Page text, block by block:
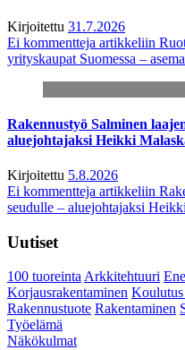
Kirjoitettu 31.7.2026
Ei kommentteja artikkeliin
yrityskaupat Suomessa –
Rakennustyö Salminen
aluejohtajaksi Heikki
Kirjoitettu 5.8.2026
Ei kommentteja artikkeliin
seudulle – aluejohtajaksi
Uutiset
100 tuoreintaArkkitehtuuri
Korjausrakentaminen
Rakennustuote Rakentaminen
Työelämä
Näkökulmat